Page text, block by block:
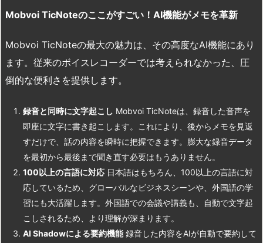
Mobvoi TicNoteのここがすごい！AI機能がメモを革新
Mobvoi TicNoteの最大の魅力は、その高度なAI機能にあり
ます。従来のボイスレコーダーでは考えられなかった、圧
倒的な便利さを提供します。
録音と同時に文字起こし Mobvoi TicNoteは、録音した音声を
即座に文字に書き起こします。これにより、後からメモを見返
すだけで、話の内容を瞬時に把握できます。膨大な録音データ
を最初から最後まで聞き直す必要はもうありません。
100以上の言語に対応 日本語はもちろん、100以上の言語に対
応しているため、グローバルなビジネスシーンや、外国語の学
習にも大活躍します。外国語での会議や講義も、自動で文字起
こしされるため、より理解が深まります。
AI Shadowによる要約機能録音した内容をAIが自動で要約して